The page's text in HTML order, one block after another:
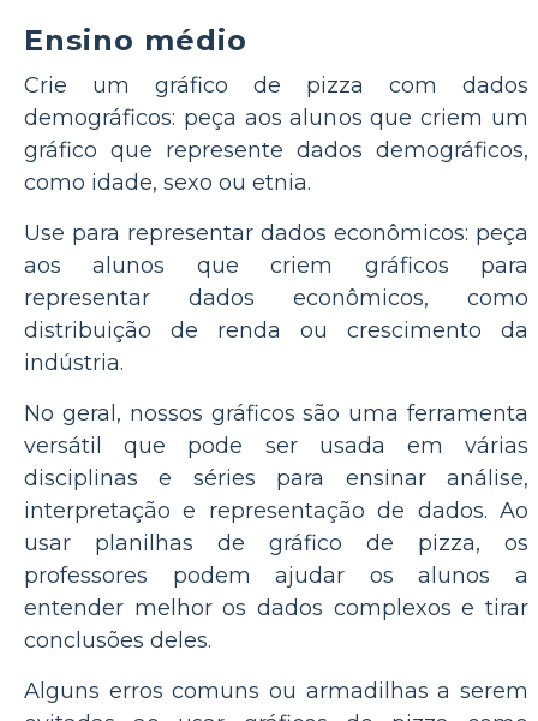
Ensino médio
Crie um gráfico de pizza com dados
demográficos: peça aos alunos que criem um
gráfico que represente dados demográficos,
como idade, sexo ou etnia.
Use para representar dados econômicos: peça
aos alunos que criem gráficos para
representar dados econômicos, como
distribuição de renda ou crescimento da
indústria.
No geral, nossos gráficos são uma ferramenta
versátil que pode ser usada em várias
disciplinas e séries para ensinar análise,
interpretação e representação de dados. Ao
usar planilhas de gráfico de pizza, os
professores podem ajudar os alunos a
entender melhor os dados complexos e tirar
conclusões deles.
Alguns erros comuns ou armadilhas a serem